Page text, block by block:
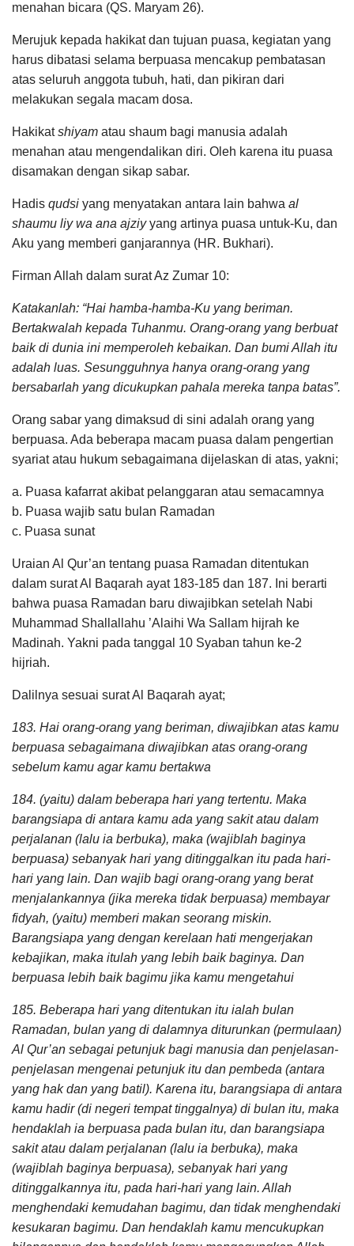
menahan bicara (QS. Maryam 26).
Merujuk kepada hakikat dan tujuan puasa, kegiatan yang
harus dibatasi selama berpuasa mencakup pembatasan
atas seluruh anggota tubuh, hati, dan pikiran dari
melakukan segala macam dosa.
Hakikatshiyam atau shaum bagi manusia adalah
menahan atau mengendalikan diri. Oleh karena itu puasa
disamakan dengan sikap sabar.
Hadis qudsi yang menyatakan antara lain bahwa al
shaumu liy wa ana ajziyyang artinya puasa untuk-Ku, dan
Aku yang memberi ganjarannya (HR. Bukhari).
Firman Allah dalam surat Az Zumar 10:
Katakanlah: “Hai hamba-hamba-Ku yang beriman.
Bertakwalah kepada Tuhanmu. Orang-orang yang berbuat
baik di dunia ini memperoleh kebaikan. Dan bumi Allah itu
adalah luas. Sesungguhnya hanya orang-orang yang
bersabarlah yang dicukupkan pahala mereka tanpa batas”.
Orang sabar yang dimaksud di sini adalah orang yang
berpuasa. Ada beberapa macam puasa dalam pengertian
syariat atau hukum sebagaimana dijelaskan di atas, yakni;
a. Puasa kafarrat akibat pelanggaran atau semacamnya
b. Puasa wajib satu bulan Ramadan
c. Puasa sunat
Uraian Al Qur’an tentang puasa Ramadan ditentukan
dalam surat Al Baqarah ayat 183-185 dan 187. Ini berarti
bahwa puasa Ramadan baru diwajibkan setelah Nabi
Muhammad Shallallahu ’Alaihi Wa Sallam hijrah ke
Madinah. Yakni pada tanggal 10 Syaban tahun ke-2
hijriah.
Dalilnya sesuai surat Al Baqarah ayat;
183. Hai orang-orang yang beriman, diwajibkan atas kamu
berpuasa sebagaimana diwajibkan atas orang-orang
sebelum kamu agar kamu bertakwa
184. (yaitu) dalam beberapa hari yang tertentu. Maka
barangsiapa di antara kamu ada yang sakit atau dalam
perjalanan (lalu ia berbuka), maka (wajiblah baginya
berpuasa) sebanyak hari yang ditinggalkan itu pada hari-
hari yang lain. Dan wajib bagi orang-orang yang berat
menjalankannya (jika mereka tidak berpuasa) membayar
fidyah, (yaitu) memberi makan seorang miskin.
Barangsiapa yang dengan kerelaan hati mengerjakan
kebajikan, maka itulah yang lebih baik baginya. Dan
berpuasa lebih baik bagimu jika kamu mengetahui
185. Beberapa hari yang ditentukan itu ialah bulan
Ramadan, bulan yang di dalamnya diturunkan (permulaan)
Al Qur’an sebagai petunjuk bagi manusia dan penjelasan-
penjelasan mengenai petunjuk itu dan pembeda (antara
yang hak dan yang batil). Karena itu, barangsiapa di antara
kamu hadir (di negeri tempat tinggalnya) di bulan itu, maka
hendaklah ia berpuasa pada bulan itu, dan barangsiapa
sakit atau dalam perjalanan (lalu ia berbuka), maka
(wajiblah baginya berpuasa), sebanyak hari yang
ditinggalkannya itu, pada hari-hari yang lain. Allah
menghendaki kemudahan bagimu, dan tidak menghendaki
kesukaran bagimu. Dan hendaklah kamu mencukupkan